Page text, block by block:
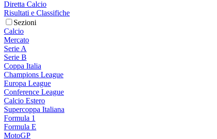
Diretta Calcio
Risultati e Classifiche
Sezioni
Calcio
Mercato
Serie A
Serie B
Coppa Italia
Champions League
Europa League
Conference League
Calcio Estero
Supercoppa Italiana
Formula 1
Formula E
MotoGP